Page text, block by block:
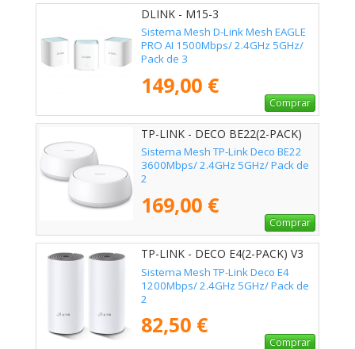
DLINK - M15-3
Sistema Mesh D-Link Mesh EAGLE
PRO AI 1500Mbps/ 2.4GHz 5GHz/
Pack de 3
149,00 €
Comprar
TP-LINK - DECO BE22(2-PACK)
Sistema Mesh TP-Link Deco BE22
3600Mbps/ 2.4GHz 5GHz/ Pack de
2
169,00 €
Comprar
TP-LINK - DECO E4(2-PACK) V3
Sistema Mesh TP-Link Deco E4
1200Mbps/ 2.4GHz 5GHz/ Pack de
2
82,50 €
Comprar